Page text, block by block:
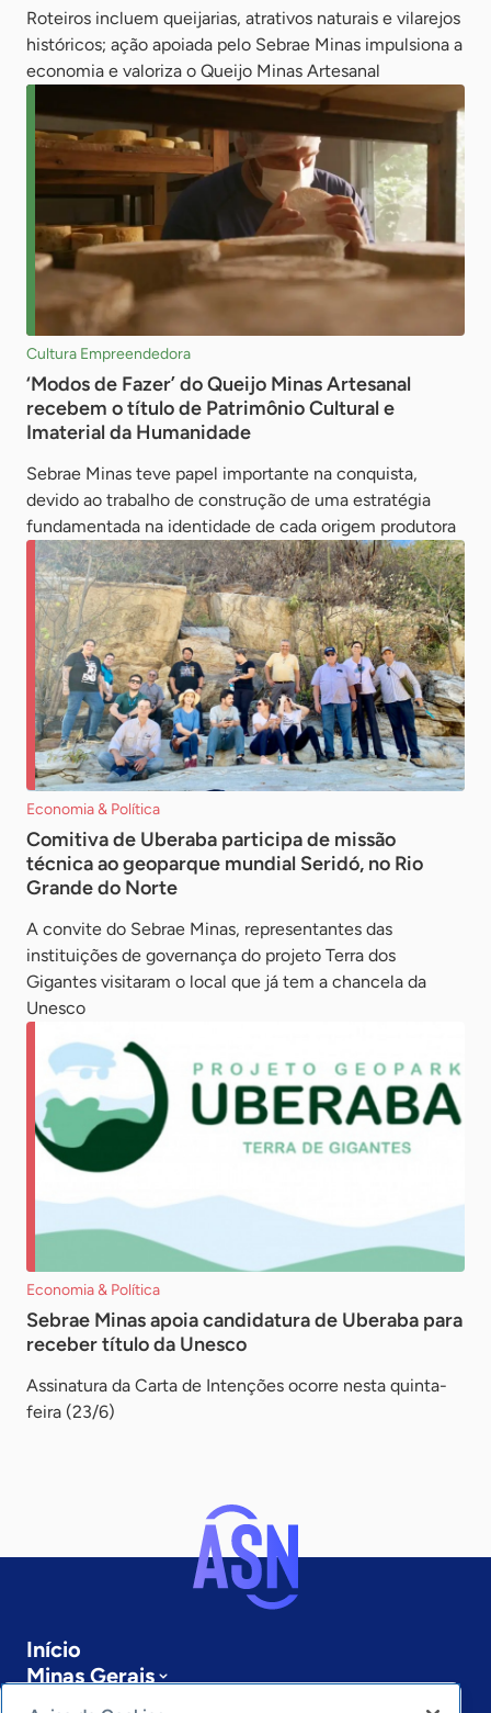
Roteiros incluem queijarias, atrativos naturais e vilarejos
históricos; ação apoiada pelo Sebrae Minas impulsiona a
economia e valoriza o Queijo Minas Artesanal
Cultura Empreendedora
‘Modos de Fazer’ do Queijo Minas Artesanal
recebem o título de Patrimônio Cultural e
Imaterial da Humanidade
Sebrae Minas teve papel importante na conquista,
devido ao trabalho de construção de uma estratégia
fundamentada na identidade de cada origem produtora
Economia & Política
Comitiva de Uberaba participa de missão
técnica ao geoparque mundial Seridó, no Rio
Grande do Norte
A convite do Sebrae Minas, representantes das
instituições de governança do projeto Terra dos
Gigantes visitaram o local que já tem a chancela da
Unesco
Economia & Política
Sebrae Minas apoia candidatura de Uberaba para
receber título da Unesco
Assinatura da Carta de Intenções ocorre nesta quinta-
feira (23/6)
Início
Minas Gerais
Sobre a ASN